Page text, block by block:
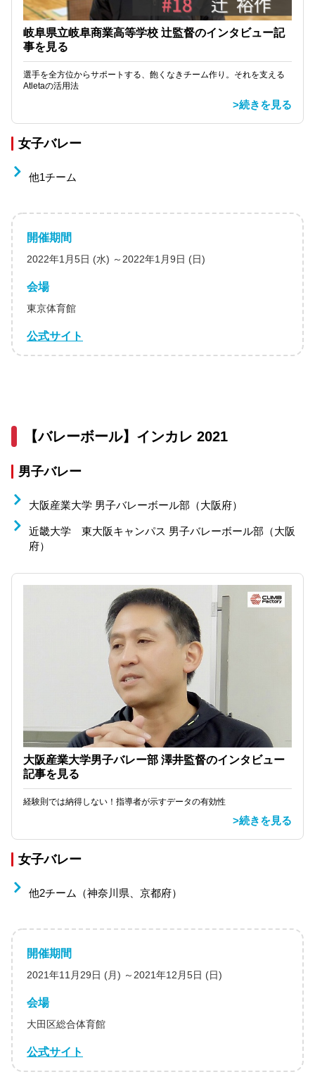
岐阜県立岐阜商業高等学校 辻監督のインタビュー記
事を見る
選手を全方位からサポートする、飽くなきチーム作り。それを支える
Atletaの活用法
>続きを見る
女子バレー
他1チーム
開催期間
2022年1月5日 (水) ～2022年1月9日 (日)
会場
東京体育館
公式サイト
【バレーボール】インカレ 2021
男子バレー
大阪産業大学 男子バレーボール部（大阪府）
近畿大学 東大阪キャンパス 男子バレーボール部（大阪
府）
大阪産業大学男子バレー部 澤井監督のインタビュー
記事を見る
経験則では納得しない！指導者が示すデータの有効性
>続きを見る
女子バレー
他2チーム（神奈川県、京都府）
開催期間
2021年11月29日 (月) ～2021年12月5日 (日)
会場
大田区総合体育館
公式サイト